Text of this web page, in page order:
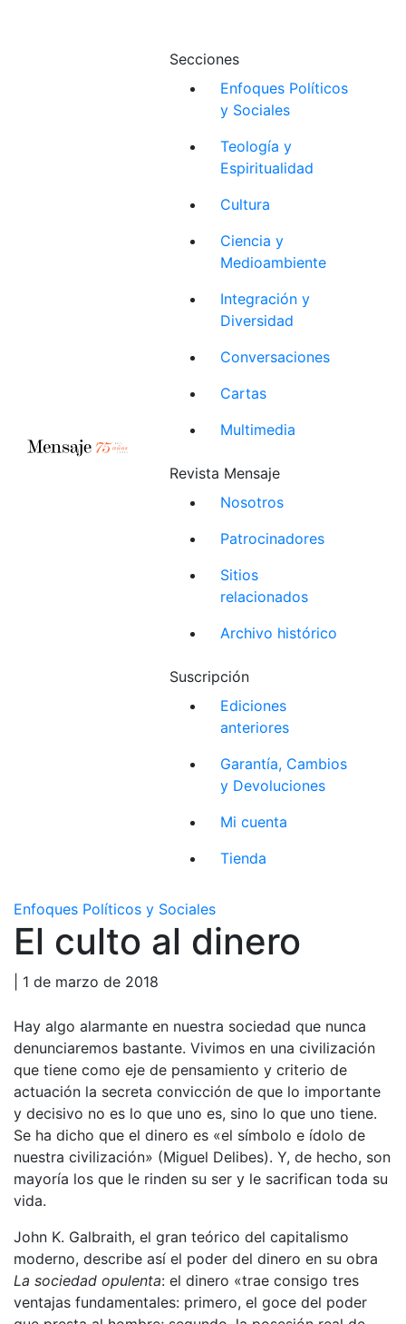
Secciones
Enfoques Políticos
y Sociales
Teología y
Espiritualidad
Cultura
Ciencia y
Medioambiente
Integración y
Diversidad
Conversaciones
Cartas
Multimedia
Revista Mensaje
Nosotros
Patrocinadores
Sitios
relacionados
Archivo histórico
Suscripción
Ediciones
anteriores
Garantía, Cambios
y Devoluciones
Mi cuenta
Tienda
Enfoques Políticos y Sociales
El culto al dinero
| 1 de marzo de 2018
Hay algo alarmante en nuestra sociedad que nunca
denunciaremos bastante. Vivimos en una civilización
que tiene como eje de pensamiento y criterio de
actuación la secreta convicción de que lo importante
y decisivo no es lo que uno es, sino lo que uno tiene.
Se ha dicho que el dinero es «el símbolo e ídolo de
nuestra civilización» (Miguel Delibes). Y, de hecho, son
mayoría los que le rinden su ser y le sacrifican toda su
vida.
John K. Galbraith, el gran teórico del capitalismo
moderno, describe así el poder del dinero en su obra
La sociedad opulenta: el dinero «trae consigo tres
ventajas fundamentales: primero, el goce del poder